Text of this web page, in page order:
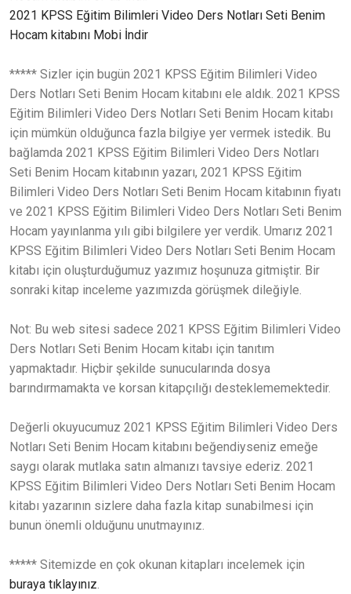
2021 KPSS Eğitim Bilimleri Video Ders Notları Seti Benim
Hocam kitabını Mobi İndir
***** Sizler için bugün 2021 KPSS Eğitim Bilimleri Video
Ders Notları Seti Benim Hocam kitabını ele aldık. 2021 KPSS
Eğitim Bilimleri Video Ders Notları Seti Benim Hocam kitabı
için mümkün olduğunca fazla bilgiye yer vermek istedik. Bu
bağlamda 2021 KPSS Eğitim Bilimleri Video Ders Notları
Seti Benim Hocam kitabının yazarı, 2021 KPSS Eğitim
Bilimleri Video Ders Notları Seti Benim Hocam kitabının fiyatı
ve 2021 KPSS Eğitim Bilimleri Video Ders Notları Seti Benim
Hocam yayınlanma yılı gibi bilgilere yer verdik. Umarız 2021
KPSS Eğitim Bilimleri Video Ders Notları Seti Benim Hocam
kitabı için oluşturduğumuz yazımız hoşunuza gitmiştir. Bir
sonraki kitap inceleme yazımızda görüşmek dileğiyle.
Not: Bu web sitesi sadece 2021 KPSS Eğitim Bilimleri Video
Ders Notları Seti Benim Hocam kitabı için tanıtım
yapmaktadır. Hiçbir şekilde sunucularında dosya
barındırmamakta ve korsan kitapçılığı desteklememektedir.
Değerli okuyucumuz 2021 KPSS Eğitim Bilimleri Video Ders
Notları Seti Benim Hocam kitabını beğendiyseniz emeğe
saygı olarak mutlaka satın almanızı tavsiye ederiz. 2021
KPSS Eğitim Bilimleri Video Ders Notları Seti Benim Hocam
kitabı yazarının sizlere daha fazla kitap sunabilmesi için
bunun önemli olduğunu unutmayınız.
***** Sitemizde en çok okunan kitapları incelemek için
buraya tıklayınız